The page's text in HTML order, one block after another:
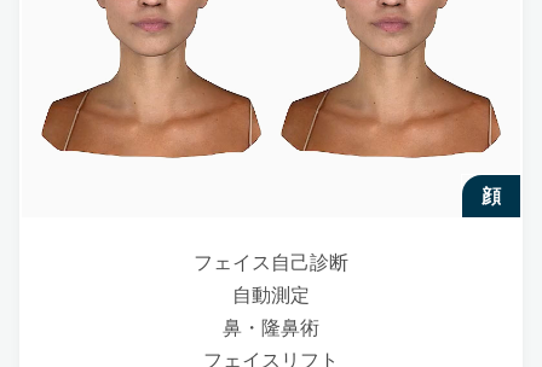
顔
フェイス自己診断
自動測定
鼻・隆鼻術
フェイスリフト